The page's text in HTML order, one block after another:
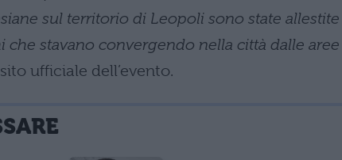
sul territorio di Leopoli sono state allestite
stavano convergendo nella città dalle aree
ufficiale dell’evento.